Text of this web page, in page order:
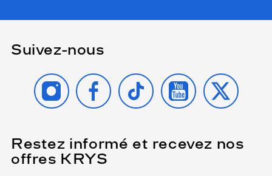
Suivez-nous
INSTAGRAMFACEBOOK
TIKTOK YOUTUBE
X
Restez informé et recevez nos
offres KRYS
Name
(Ce
champ
est